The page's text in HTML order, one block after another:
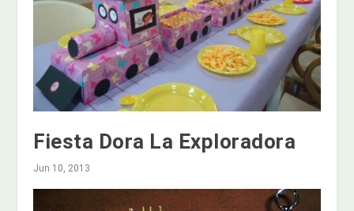
Fiesta Dora La Exploradora
Jun 10, 2013